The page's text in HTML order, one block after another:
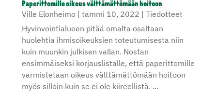
Paperittomille oikeus välttämättömään hoitoon
Ville Elonheimo| tammi 10, 2022 | Tiedotteet
Hyvinvointialueen pitää omalta osaltaan
huolehtia ihmisoikeuksien toteutumisesta niin
kuin muunkin julkisen vallan. Nostan
ensimmäiseksi korjauslistalle, että paperittomille
varmistetaan oikeus välttämättömään hoitoon
myös silloin kuin se ei ole kiireellistä. ...